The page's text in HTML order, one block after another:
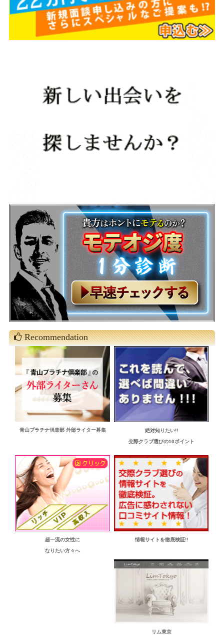
Recommendation
青山プラチナ倶楽部 外部ライター募集
絶対知りたい!!
交際クラブ選びの10ポイント
超一流の女性に
なりたい方々へ
情報サイトを徹底検証!!
リム東京